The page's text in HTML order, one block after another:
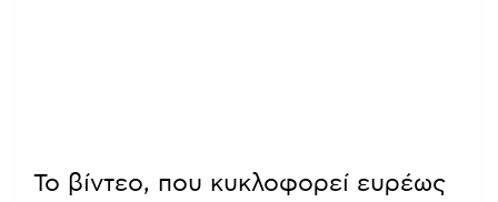
Το βίντεο, που κυκλοφορεί ευρέως